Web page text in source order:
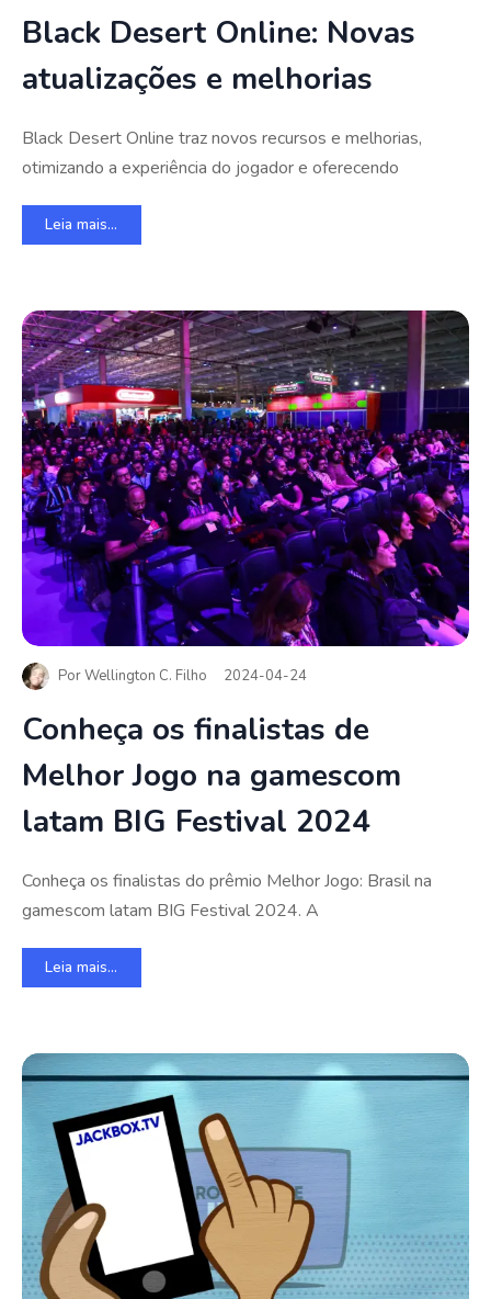
Black Desert Online: Novas
atualizações e melhorias
Black Desert Online traz novos recursos e melhorias,
otimizando a experiência do jogador e oferecendo
Leia mais...
PorWellington C. Filho 2024-04-24
Conheça os finalistas de
Melhor Jogo na gamescom
latam BIG Festival 2024
Conheça os finalistas do prêmio Melhor Jogo: Brasil na
gamescom latam BIG Festival 2024. A
Leia mais...